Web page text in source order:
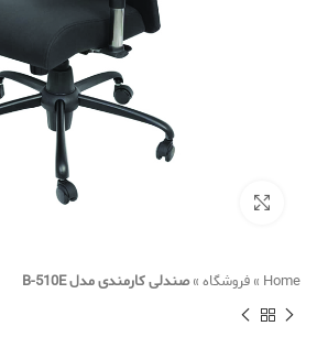
Home
»فروشگاه»صندلی کارمندی مدل B-510E